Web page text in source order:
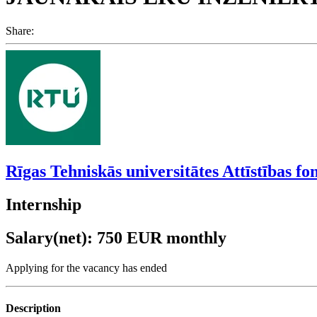
Share:
Rīgas Tehniskās universitātes Attīstības
Internship
Salary(net): 750 EUR monthly
Applying for the vacancy has ended
Description